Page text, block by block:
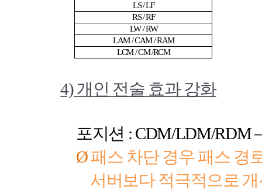
LS / LF
RS / RF
LW / RW
LAM / CAM / RAM
LCM / CM /RCM
4)개인 전술 효과 강화
포지션 : CDM/LDM/RDM
Ø패스 차단 경우 패스 경
서버보다 적극적으로